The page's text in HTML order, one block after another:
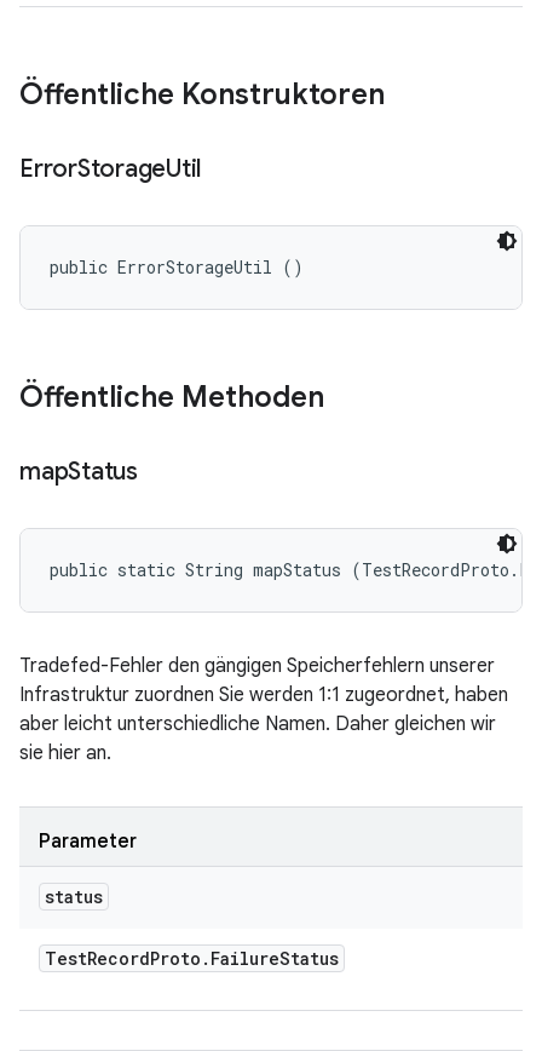
Öffentliche Konstruktoren
ErrorStorageUtil
public ErrorStorageUtil ()
Öffentliche Methoden
mapStatus
public static String mapStatus
Tradefed-Fehler den gängigen Speicherfehlern unserer
Infrastruktur zuordnen Sie werden 1:1 zugeordnet, haben
aber leicht unterschiedliche Namen. Daher gleichen wir
sie hier an.
Parameter
status
TestRecordProto . FailureStatus